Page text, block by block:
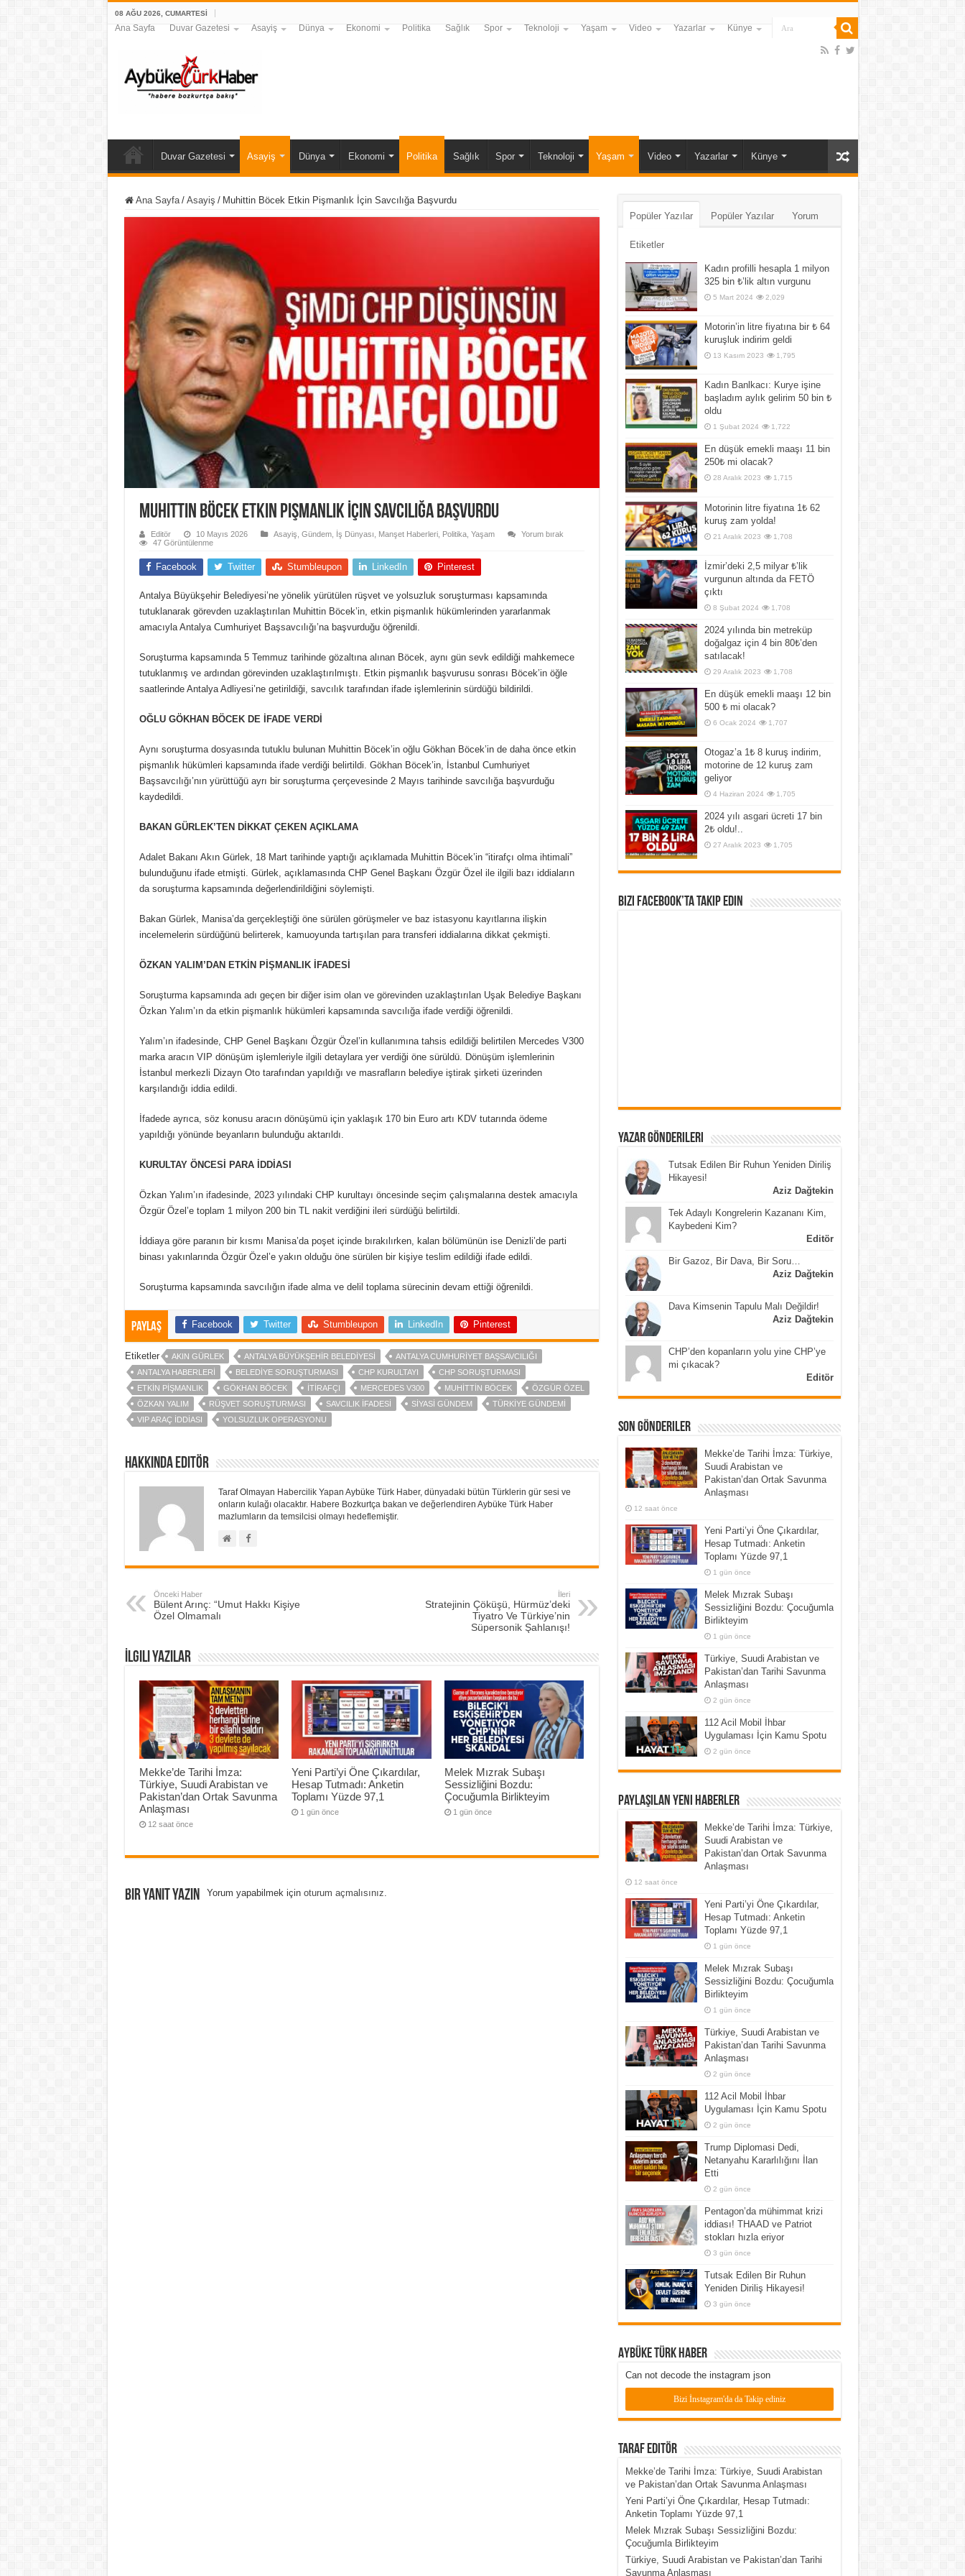
08 AĞU 2026, CUMARTESI
Ana Sayfa Duvar Gazetesi Asayiş Dünya Ekonomi Politika Sağlık Spor Teknoloji Yaşam Video Yazarlar Künye
Duvar Gazetesi Asayiş Dünya Ekonomi Politika Sağlık Spor Teknoloji Yaşam Video Yazarlar Künye
Ana Sayfa / Asayiş / Muhittin Böcek Etkin Pişmanlık İçin Savcılığa Başvurdu
Muhittin Böcek Etkin Pişmanlık İçin Savcılığa Başvurdu
Editör 10 Mayıs 2026 Asayiş Gündem, İş Dünyası Manşet Haberleri, Politika, Yaşam
Yorum bırak
47 Görüntülenme
Facebook Twitter Stumbleupon LinkedIn Pinterest
Antalya Büyükşehir Belediyesi’ne yönelik yürütülen rüşvet ve yolsuzluk soruşturması kapsamında
tutuklanarak görevden uzaklaştırılan Muhittin Böcek’in, etkin pişmanlık hükümlerinden yararlanmak
amacıyla Antalya Cumhuriyet Başsavcılığı’na başvurduğu öğrenildi.
Soruşturma kapsamında 5 Temmuz tarihinde gözaltına alınan Böcek, aynı gün sevk edildiği mahkemece
tutuklanmış ve ardından görevinden uzaklaştırılmıştı. Etkin pişmanlık başvurusu sonrası Böcek’in öğle
saatlerinde Antalya Adliyesi’ne getirildiği, savcılık tarafından ifade işlemlerinin sürdüğü bildirildi.
OĞLU GÖKHAN BÖCEK DE İFADE VERDİ
Aynı soruşturma dosyasında tutuklu bulunan Muhittin Böcek’in oğlu Gökhan Böcek’in de daha önce etkin
pişmanlık hükümleri kapsamında ifade verdiği belirtildi. Gökhan Böcek’in, İstanbul Cumhuriyet
Başsavcılığı’nın yürüttüğü ayrı bir soruşturma çerçevesinde 2 Mayıs tarihinde savcılığa başvurduğu
kaydedildi.
BAKAN GÜRLEK’TEN DİKKAT ÇEKEN AÇIKLAMA
Adalet Bakanı Akın Gürlek, 18 Mart tarihinde yaptığı açıklamada Muhittin Böcek’in “itirafçı olma ihtimali”
bulunduğunu ifade etmişti. Gürlek, açıklamasında CHP Genel Başkanı Özgür Özel ile ilgili bazı iddiaların
da soruşturma kapsamında değerlendirildiğini söylemişti.
Bakan Gürlek, Manisa’da gerçekleştiği öne sürülen görüşmeler ve baz istasyonu kayıtlarına ilişkin
incelemelerin sürdüğünü belirterek, kamuoyunda tartışılan para transferi iddialarına dikkat çekmişti.
ÖZKAN YALIM’DAN ETKİN PİŞMANLIK İFADESİ
Soruşturma kapsamında adı geçen bir diğer isim olan ve görevinden uzaklaştırılan Uşak Belediye Başkanı
Özkan Yalım’ın da etkin pişmanlık hükümleri kapsamında savcılığa ifade verdiği öğrenildi.
Yalım’ın ifadesinde, CHP Genel Başkanı Özgür Özel’in kullanımına tahsis edildiği belirtilen Mercedes V300
marka aracın VIP dönüşüm işlemleriyle ilgili detaylara yer verdiği öne sürüldü. Dönüşüm işlemlerinin
İstanbul merkezli Dizayn Oto tarafından yapıldığı ve masrafların belediye iştirak şirketi üzerinden
karşılandığı iddia edildi.
İfadede ayrıca, söz konusu aracın dönüşümü için yaklaşık 170 bin Euro artı KDV tutarında ödeme
yapıldığı yönünde beyanların bulunduğu aktarıldı.
KURULTAY ÖNCESİ PARA İDDİASI
Özkan Yalım’ın ifadesinde, 2023 yılındaki CHP kurultayı öncesinde seçim çalışmalarına destek amacıyla
Özgür Özel’e toplam 1 milyon 200 bin TL nakit verdiğini ileri sürdüğü belirtildi.
İddiaya göre paranın bir kısmı Manisa’da poşet içinde bırakılırken, kalan bölümünün ise Denizli’de parti
binası yakınlarında Özgür Özel’e yakın olduğu öne sürülen bir kişiye teslim edildiği ifade edildi.
Soruşturma kapsamında savcılığın ifade alma ve delil toplama sürecinin devam ettiği öğrenildi.
Paylaş Facebook Twitter Stumbleupon LinkedIn Pinterest
Etiketler AKIN GÜRLEK ANTALYA BÜYÜKŞEHIR BELEDIYESI
ANTALYA CUMHURIYET BAŞSAVCILIĞI
ANTALYA HABERLERI
BELEDIYE SORUŞTURMASI CHP KURULTAYI
CHP SORUŞTURMASI
ETKIN PIŞMANLIK
GÖKHAN BÖCEK ITIRAFÇI MERCEDES V300 MUHITTIN BÖCEK
ÖZGÜR ÖZEL
ÖZKAN YALIM
RÜŞVET SORUŞTURMASI SAVCILIK IFADESI SIYASI GÜNDEM
TÜRKIYE GÜNDEMI
VIP ARAÇ IDDIASI
YOLSUZLUK OPERASYONU
Hakkında Editör
Taraf Olmayan Habercilik Yapan Aybüke Türk Haber, dünyadaki bütün Türklerin gür sesi ve
onların kulağı olacaktır. Habere Bozkurtça bakan ve değerlendiren Aybüke Türk Haber
mazlumların da temsilcisi olmayı hedeflemiştir.
Önceki Haber
Bülent Arınç: “Umut Hakkı Kişiye
Özel Olmamalı
İleri
Stratejinin Çöküşü, Hürmüz’deki
Tiyatro Ve Türkiye’nin
Süpersonik Şahlanışı!
İlgili Yazılar
Mekke’de Tarihi İmza:
Türkiye, Suudi Arabistan ve
Pakistan’dan Ortak Savunma
Anlaşması
12 saat önce
Yeni Parti’yi Öne Çıkardılar,
Hesap Tutmadı: Anketin
Toplamı Yüzde 97,1
1 gün önce
Melek Mızrak Subaşı
Sessizliğini Bozdu:
Çocuğumla Birlikteyim
1 gün önce
Bir yanıt yazın Yorum yapabilmek için oturum açmalısınız.
Popüler Yazılar Popüler Yazılar Yorum
Etiketler
Kadın profilli hesapla 1 milyon
325 bin ₺’lik altın vurgunu
5 Mart 2024 2,029
Motorin’in litre fiyatına bir ₺ 64
kuruşluk indirim geldi
13 Kasım 2023 1,795
Kadın Banlkacı: Kurye işine
başladım aylık gelirim 50 bin ₺
oldu
1 Şubat 2024 1,722
En düşük emekli maaşı 11 bin
250₺ mi olacak?
28 Aralık 2023 1,715
Motorinin litre fiyatına 1₺ 62
kuruş zam yolda!
21 Aralık 2023 1,708
İzmir’deki 2,5 milyar ₺’lik
vurgunun altında da FETÖ
çıktı
8 Şubat 2024 1,708
2024 yılında bin metreküp
doğalgaz için 4 bin 80₺’den
satılacak!
29 Aralık 2023 1,708
En düşük emekli maaşı 12 bin
500 ₺ mi olacak?
6 Ocak 2024 1,707
Otogaz’a 1₺ 8 kuruş indirim,
motorine de 12 kuruş zam
geliyor
4 Haziran 2024 1,705
2024 yılı asgari ücreti 17 bin
2₺ oldu!..
27 Aralık 2023 1,705
Bizi Facebook’ta Takip Edin
Yazar Gönderileri
Tutsak Edilen Bir Ruhun Yeniden Diriliş
Hikayesi!
Aziz Dağtekin
Tek Adaylı Kongrelerin Kazananı Kim,
Kaybedeni Kim?
Editör
Bir Gazoz, Bir Dava, Bir Soru…
Aziz Dağtekin
Dava Kimsenin Tapulu Malı Değildir!
Aziz Dağtekin
CHP’den kopanların yolu yine CHP’ye
mi çıkacak?
Editör
Son Gönderiler
Mekke’de Tarihi İmza: Türkiye,
Suudi Arabistan ve
Pakistan’dan Ortak Savunma
Anlaşması
12 saat önce
Yeni Parti’yi Öne Çıkardılar,
Hesap Tutmadı: Anketin
Toplamı Yüzde 97,1
1 gün önce
Melek Mızrak Subaşı
Sessizliğini Bozdu: Çocuğumla
Birlikteyim
1 gün önce
Türkiye, Suudi Arabistan ve
Pakistan’dan Tarihi Savunma
Anlaşması
2 gün önce
112 Acil Mobil İhbar
Uygulaması İçin Kamu Spotu
2 gün önce
Paylaşılan Yeni Haberler
Mekke’de Tarihi İmza: Türkiye,
Suudi Arabistan ve
Pakistan’dan Ortak Savunma
Anlaşması
12 saat önce
Yeni Parti’yi Öne Çıkardılar,
Hesap Tutmadı: Anketin
Toplamı Yüzde 97,1
1 gün önce
Melek Mızrak Subaşı
Sessizliğini Bozdu: Çocuğumla
Birlikteyim
1 gün önce
Türkiye, Suudi Arabistan ve
Pakistan’dan Tarihi Savunma
Anlaşması
2 gün önce
112 Acil Mobil İhbar
Uygulaması İçin Kamu Spotu
2 gün önce
Trump Diplomasi Dedi,
Netanyahu Kararlılığını İlan
Etti
2 gün önce
Pentagon’da mühimmat krizi
iddiası! THAAD ve Patriot
stokları hızla eriyor
3 gün önce
Tutsak Edilen Bir Ruhun
Yeniden Diriliş Hikayesi!
3 gün önce
Aybüke Türk Haber
Can not decode the instagram json
Bizi İnstagram'da da Takip ediniz
Taraf Editör
Mekke’de Tarihi İmza: Türkiye, Suudi Arabistan
ve Pakistan’dan Ortak Savunma Anlaşması
Yeni Parti’yi Öne Çıkardılar, Hesap Tutmadı:
Anketin Toplamı Yüzde 97,1
Melek Mızrak Subaşı Sessizliğini Bozdu:
Çocuğumla Birlikteyim
Türkiye, Suudi Arabistan ve Pakistan’dan Tarihi
Savunma Anlaşması